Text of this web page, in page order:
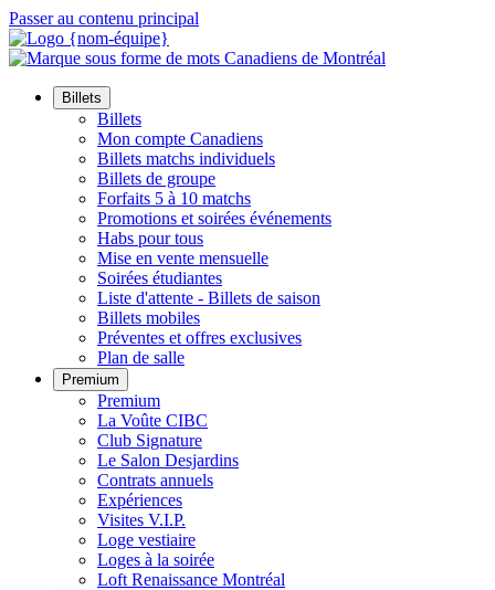
Passer au contenu principal
Billets
Billets
Mon compte Canadiens
Billets matchs individuels
Billets de groupe
Forfaits 5 à 10 matchs
Promotions et soirées événements
Habs pour tous
Mise en vente mensuelle
Soirées étudiantes
Liste d'attente - Billets de saison
Billets mobiles
Préventes et offres exclusives
Plan de salle
Premium
Premium
La Voûte CIBC
Club Signature
Le Salon Desjardins
Contrats annuels
Expériences
Visites V.I.P.
Loge vestiaire
Loges à la soirée
Loft Renaissance Montréal